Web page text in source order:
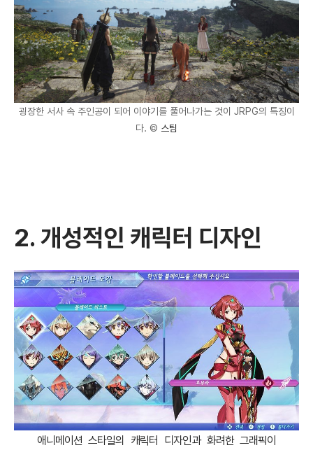
굉장한 서사 속 주인공이 되어 이야기를 풀어나가는 것이 JRPG의 특징이
다. © 스팀
2. 개성적인 캐릭터 디자인
애니메이션 스타일의 캐릭터 디자인과 화려한 그래픽이